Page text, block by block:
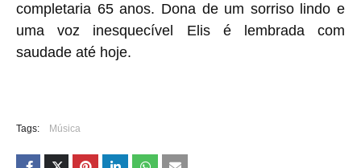
completaria 65 anos. Dona de um sorriso lindo e
uma voz inesquecível Elis é lembrada com
saudade até hoje.
Tags: Música